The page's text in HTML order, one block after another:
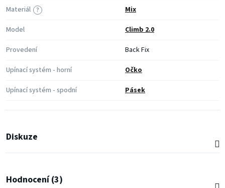
?
Materiál
Mix
Model
Climb 2.0
Provedení
Back Fix
Upínací systém - horní
Očko
Upínací systém - spodní
Pásek
Diskuze
Hodnocení (3)